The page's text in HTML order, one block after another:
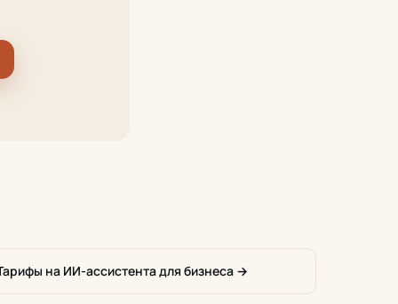
на ИИ-ассистента для бизнеса →